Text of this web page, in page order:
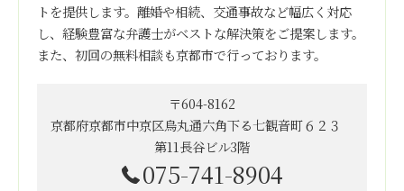
トを提供します。離婚や相続、交通事故など幅広く対応
し、経験豊富な弁護士がベストな解決策をご提案します。
また、初回の無料相談も京都市で行っております。
〒604-8162
京都府京都市中京区烏丸通六角下る七観音町６２３
第11長谷ビル3階
075-741-8904